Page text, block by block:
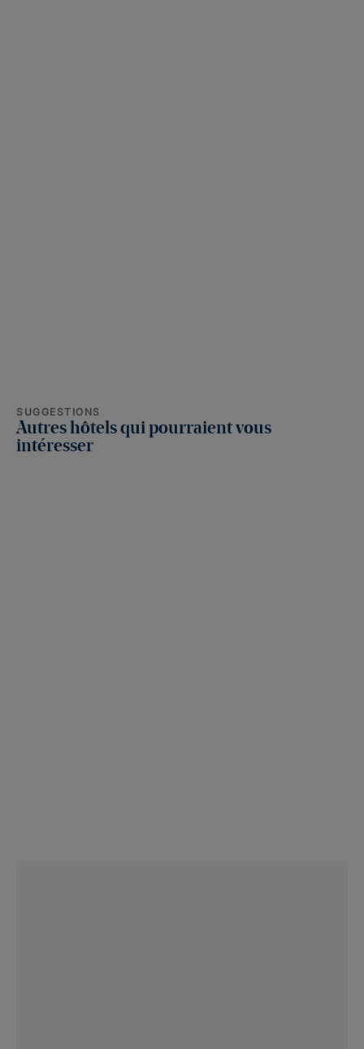
SUGGESTIONS
Autres hôtels qui pourraient vous
intéresser